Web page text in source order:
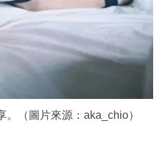
（圖片來源：aka_chio）